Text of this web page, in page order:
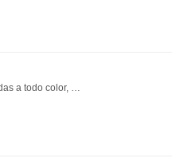
a todo color, …